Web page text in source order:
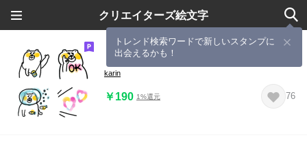
クリエイターズ絵文字
トレンド検索ワードで新しいスタンプに
出会えるかも！
しろいくま2
karin
￥190 1%還元 76